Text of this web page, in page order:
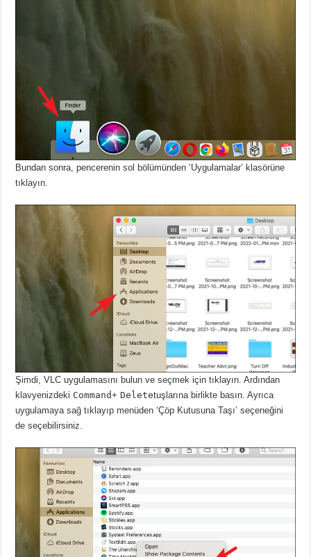
Bundan sonra, pencerenin sol bölümünden ‘Uygulamalar’ klasörüne
tıklayın.
Şimdi, VLC uygulamasını bulun ve seçmek için tıklayın.Ardından
klavyenizdeki Command+Deletetuşlarına birlikte basın.Ayrıca
uygulamaya sağ tıklayıp menüden ‘Çöp Kutusuna Taşı’ seçeneğini
de seçebilirsiniz.